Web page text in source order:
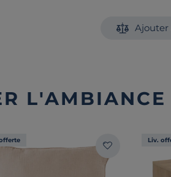
Ajouter
L'AMBIANCE
Liv.